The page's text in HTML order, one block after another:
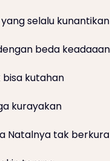
selalu kunantikan
beda keadaaan
bisa kutahan
kurayakan
Natalnya tak